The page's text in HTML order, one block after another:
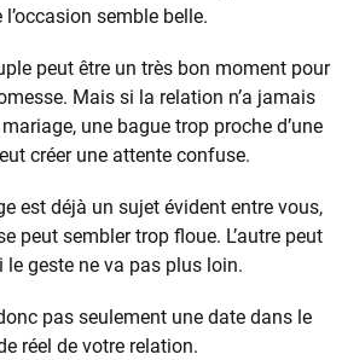
semble belle.
peut être un très bon moment pour
Mais si la relation n’a jamais
une bague trop proche d’une
créer une attente confuse.
est déjà un sujet évident entre vous,
peut sembler trop floue. L’autre peut
geste ne va pas plus loin.
pas seulement une date dans le
réel de votre relation.